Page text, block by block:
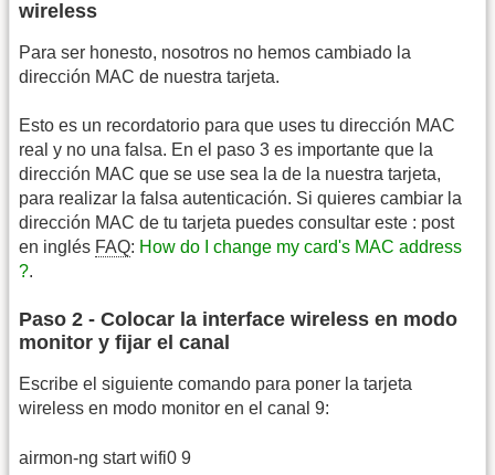
wireless
Para ser honesto, nosotros no hemos cambiado la
dirección MAC de nuestra tarjeta.
Esto es un recordatorio para que uses tu dirección MAC
real y no una falsa. En el paso 3 es importante que la
dirección MAC que se use sea la de la nuestra tarjeta,
para realizar la falsa autenticación. Si quieres cambiar la
dirección MAC de tu tarjeta puedes consultar este : post
en inglés FAQ: How do I change my card's MAC address
?.
Paso 2 - Colocar la interface wireless en modo
monitor y fijar el canal
Escribe el siguiente comando para poner la tarjeta
wireless en modo monitor en el canal 9:
airmon-ng start wifi0 9